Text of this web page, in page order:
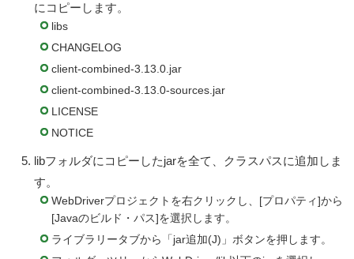
にコピーします。
libs
CHANGELOG
client-combined-3.13.0.jar
client-combined-3.13.0-sources.jar
LICENSE
NOTICE
libフォルダにコピーしたjarを全て、クラスパスに追加しま
す。
WebDriverプロジェクトを右クリックし、[プロパティ]から
[Javaのビルド・パス]を選択します。
ライブラリータブから「jar追加(J)」ボタンを押します。